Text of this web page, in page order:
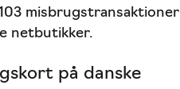
misbrugstransaktioner
netbutikker.
på danske